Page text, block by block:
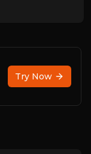
Try Now